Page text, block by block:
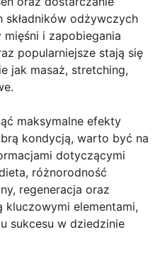
odżywczych
i zapobiegania
popularniejsze stają się
jak masaż, stretching,
maksymalne efekty
kondycją, warto być na
dotyczącymi
różnorodność
regeneracja oraz
elementami,
sukcesu w dziedzinie